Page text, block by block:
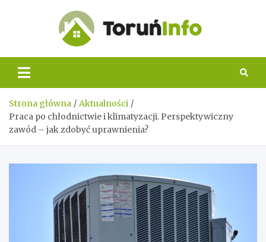
Info
Strona główna
Aktualności
Praca po chłodnictwie i klimatyzacji. Perspektywiczny
zawód – jak zdobyć uprawnienia?